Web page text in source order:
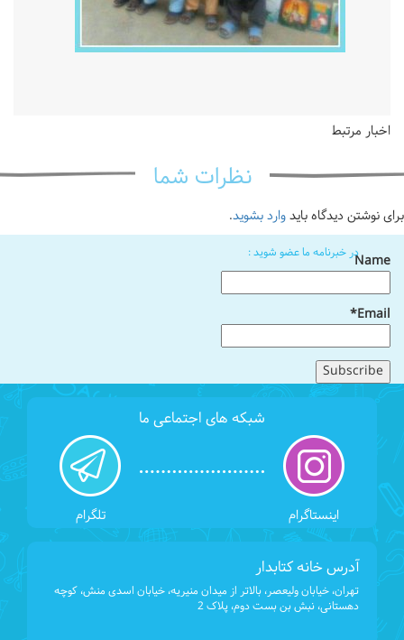
اخبار مرتبط
نظرات شما
برای نوشتن دیدگاه بایدوارد بشوید.
در خبرنامه ما عضو شوید :Name
Email*
شبکه های اجتماعی ما
اینستاگرام تلگرام
آدرس خانه کتابدار
تهران، خیابان ولیعصر، بالاتر از میدان منیریه، خیابان اسدی منش، کوچه
دهستانی، نبش بن بست دوم، پلاک 2